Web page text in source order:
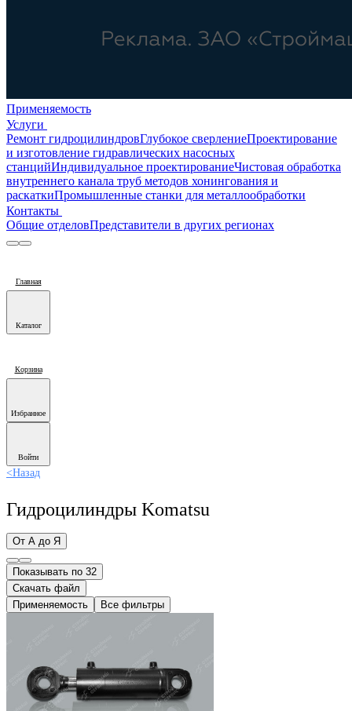
Применяемость
Услуги
Ремонт гидроцилиндровГлубокое сверлениеПроектирование
и изготовление гидравлических насосных
станцийИндивидуальное проектированиеЧистовая обработка
внутреннего канала труб методов хонингования и
раскаткиПромышленные станки для металлообработки
Контакты
Общие отделовПредставители в других регионах
Главная
Каталог
Корзина
Избранное
Войти
<Назад
Гидроцилиндры Komatsu
От А до Я
Показывать по 32
Скачать файл
Применяемость
Все фильтры